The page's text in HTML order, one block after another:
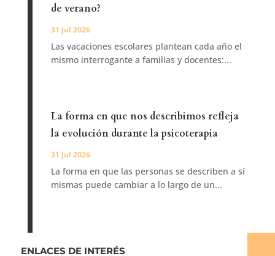
de verano?
31 Jul 2026
Las vacaciones escolares plantean cada año el
mismo interrogante a familias y docentes:...
La forma en que nos describimos refleja
la evolución durante la psicoterapia
31 Jul 2026
La forma en que las personas se describen a sí
mismas puede cambiar a lo largo de un...
ENLACES DE INTERÉS